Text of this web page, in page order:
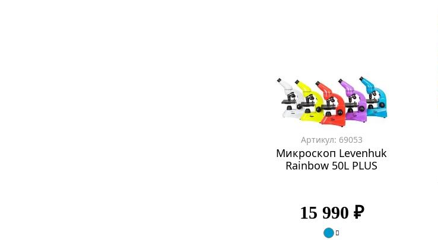
Артикул: 69053
Микроскоп Levenhuk
Rainbow 50L PLUS
15 990 ₽